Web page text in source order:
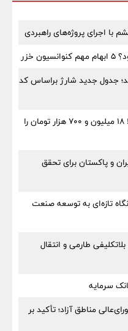
اجرای پروژه‌های راهبردی
خزر
جدول جدید شارژ براساس کد
قیمت طلا امروز ۱۵ مرداد ۱۴۰۵؛ طلا ۱۸ میلیون و ۷۰۰ هزار تومان را
و پاکستان برای تحقق
تازه‌ای به توسعه صنعت
طارمی و انتقال
سرمایه
مناطق آزاد؛ تأکید بر